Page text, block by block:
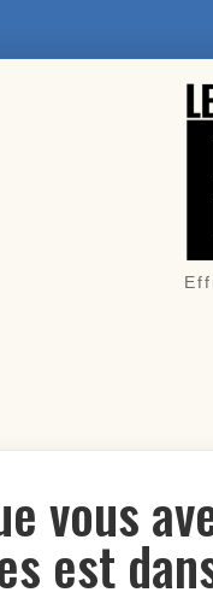
vous
est